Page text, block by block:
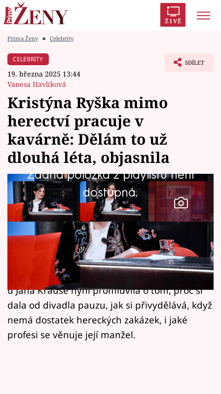
ŽIVĚ
Módní alarm
Témata
Celebrity
Vztahy
Seriály
Horoskopy
Sledujte prima+
Filmový festival Karlovy Vary
Pořady
Mámy sobě
Prima Ženy ■ Celebrity
CELEBRITY
19. března 2025 13:44
Vanesa Havlíková
SDÍLET
Kristýna Ryška mimo
herectví pracuje v
kavárně: Dělám to už
dlouhá léta, objasnila
Žádná položka z playlistu není
dostupná.
Herečku Krystýnu Ryšku (39) můžete vídat jak
ve filmu, tak na televizních obrazovkách a
dříve také na divadelních prknech. V talkshow
u Jana Krause nyní promluvila o tom, proč si
dala od divadla pauzu, jak si přivydělává, když
nemá dostatek hereckých zakázek, i jaké
profesi se věnuje její manžel.